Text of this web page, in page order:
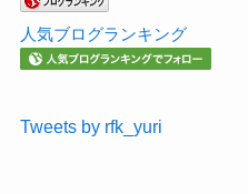
人気ブログランキング
Tweets by rfk_yuri